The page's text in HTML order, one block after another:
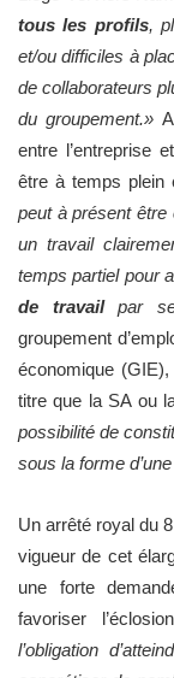
tous les profils,
et/ou difficiles à
de collaborateurs
du groupement.»
entre l’entreprise
être à temps plein
peut à présent
un travail
temps partiel pour
de travailpar
groupement
économique
titre que la SA ou
possibilité de
sous la forme d’une
Un arrêté royal du
vigueur de cet
une forte
favoriser
l’obligation